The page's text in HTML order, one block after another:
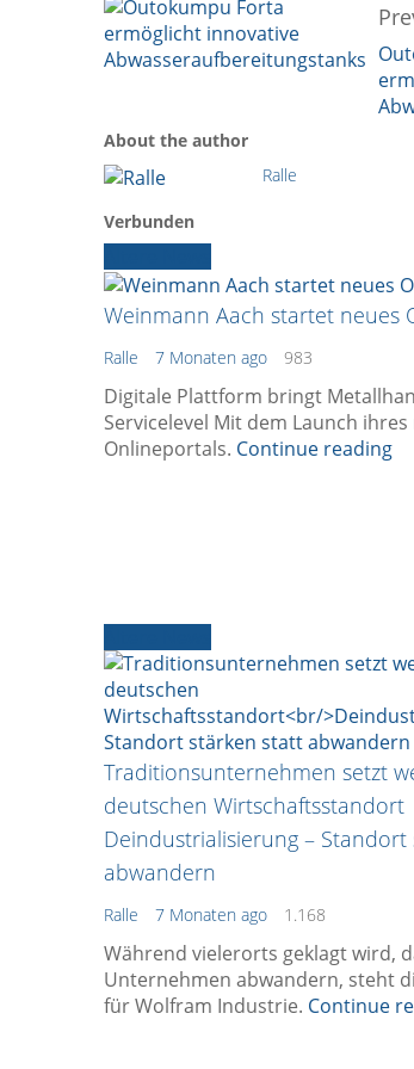
About the author
Ralle
Verbunden
Weinmann Aach startet neues
Ralle 7 Monaten ago 983
Digitale Plattform bringt
Servicelevel Mit dem Launch ihres
Onlineportals. Continue reading
Traditionsunternehmen setzt
deutschen Wirtschaftsstandort
Deindustrialisierung –
abwandern
Ralle 7 Monaten ago 1.168
Während vielerorts geklagt wird,
Unternehmen abwandern, steht
für Wolfram Industrie. Continue